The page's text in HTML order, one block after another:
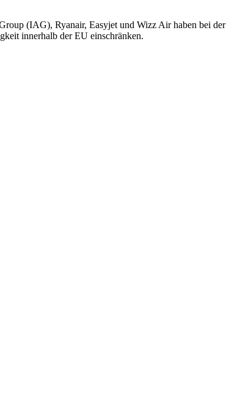
(IAG), Ryanair, Easyjet und Wizz Air haben bei
innerhalb der EU einschränken.